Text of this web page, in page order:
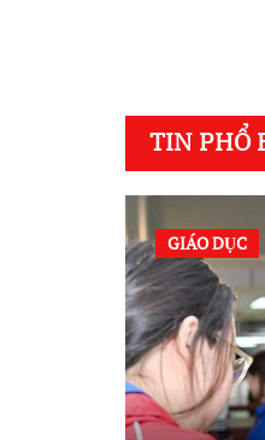
TIN PHỔ
GIÁO DỤC